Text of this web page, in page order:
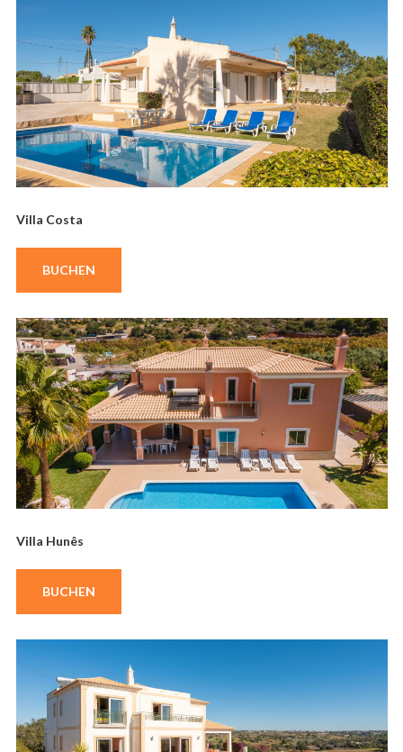
Villa Costa
BUCHEN
Villa Hunês
BUCHEN